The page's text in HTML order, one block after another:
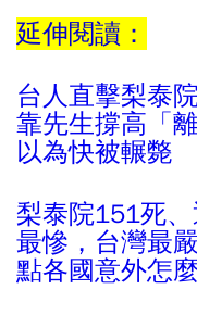
延伸閱讀：
台人直擊梨泰
靠先生撐高「
以為快被輾斃
梨泰院151死
最慘，台灣最
點各國意外怎